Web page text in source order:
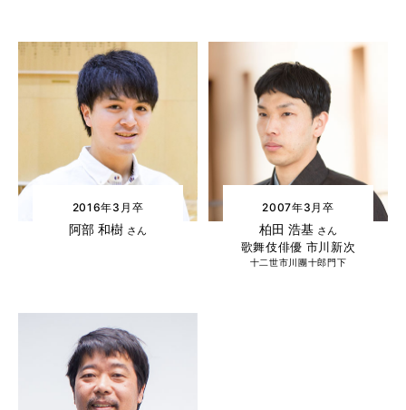
2016年3月卒
阿部 和樹 さん
2007年3月卒
柏田 浩基 さん
歌舞伎俳優 市川新次
十二世市川團十郎門下